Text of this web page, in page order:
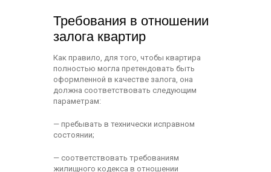
Требования в отношении
залога квартир
Как правило, для того, чтобы квартира
полностью могла претендовать быть
оформленной в качестве залога, она
должна соответствовать следующим
параметрам:
— пребывать в технически исправном
состоянии;
— соответствовать требованиям
жилищного кодекса в отношении